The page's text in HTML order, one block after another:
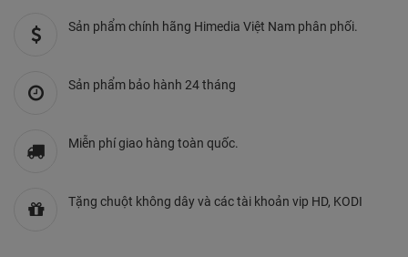
Sản phẩm chính hãng Himedia Việt Nam phân phối.
Sản phẩm bảo hành 24 tháng
Miễn phí giao hàng toàn quốc.
Tặng chuột không dây và các tài khoản vip HD, KODI